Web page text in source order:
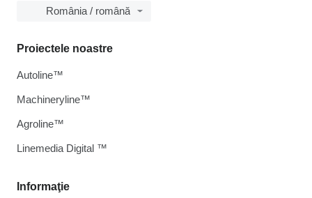
România / română
Informaţie
Proiectele noastre
Autoline™
Machineryline™
Agroline™
Linemedia Digital ™